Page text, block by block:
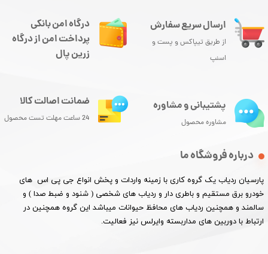
ارسال سریع سفارش
از طریق تیپاکس و پست و
اسنپ
درباره فروشگاه ما
پارسیان ردیاب یک گروه کاری با زمینه واردات و پخش انواع جی پی اس های
خودرو برق مستقیم و باطری دار و ردیاب های شخصی ( شنود و ضبط صدا ) و
سالمند و همچنین ردیاب های محافظ حیوانات میباشد این گروه همچنین در
ارتباط با دوربین های مداربسته وایرلس نیز فعالیت.​​​​​​​
درگاه امن بانکی
پرداخت امن از درگاه
زرین پال
پشتیبانی و مشاوره
مشاوره محصول
ضمانت اصالت کالا
24 ساعت مهلت تست محصول